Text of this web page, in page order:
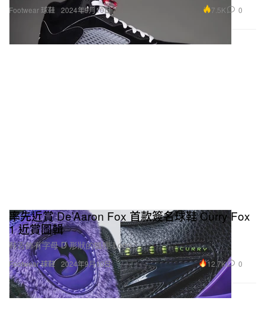
Footwear 球鞋 2024年9月10日 7.5K 0
Footwear 球鞋
率先近賞 De’Aaron Fox 首款簽名球鞋 Curry Fox
1 近賞圖輯
鞋舌飾有字母 D 形狀的狐狸 Logo。
2024年9月10日 12.7K 0